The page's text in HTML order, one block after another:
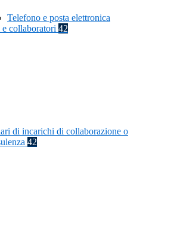
Telefono e posta elettronica
collaboratori 42
di incarichi di collaborazione o
42